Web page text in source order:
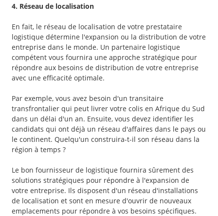
4. Réseau de localisation
En fait, le réseau de localisation de votre prestataire
logistique détermine l'expansion ou la distribution de votre
entreprise dans le monde. Un partenaire logistique
compétent vous fournira une approche stratégique pour
répondre aux besoins de distribution de votre entreprise
avec une efficacité optimale.
Par exemple, vous avez besoin d'un transitaire
transfrontalier qui peut livrer votre colis en Afrique du Sud
dans un délai d'un an. Ensuite, vous devez identifier les
candidats qui ont déjà un réseau d'affaires dans le pays ou
le continent. Quelqu'un construira-t-il son réseau dans la
région à temps ?
Le bon fournisseur de logistique fournira sûrement des
solutions stratégiques pour répondre à l'expansion de
votre entreprise. Ils disposent d'un réseau d'installations
de localisation et sont en mesure d'ouvrir de nouveaux
emplacements pour répondre à vos besoins spécifiques.